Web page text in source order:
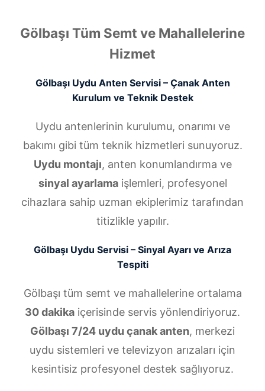
Gölbaşı Tüm Semt ve Mahallelerine
Hizmet
Gölbaşı Uydu Anten Servisi – Çanak Anten
Kurulum ve Teknik Destek
Uydu antenlerinin kurulumu, onarımı ve
bakımı gibi tüm teknik hizmetleri sunuyoruz.
Uydu montajı, anten konumlandırma ve
sinyal ayarlamaişlemleri, profesyonel
cihazlara sahip uzman ekiplerimiz tarafından
titizlikle yapılır.
Gölbaşı Uydu Servisi – Sinyal Ayarı ve Arıza
Tespiti
Gölbaşı tüm semt ve mahallelerine ortalama
30 dakika içerisinde servis yönlendiriyoruz.
Gölbaşı 7/24 uydu çanak anten, merkezi
uydu sistemleri ve televizyon arızaları için
kesintisiz profesyonel destek sağlıyoruz.